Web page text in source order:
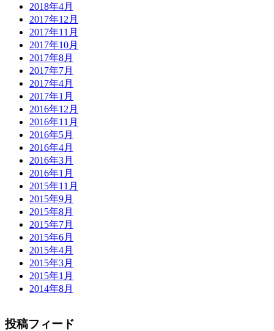
2018年4月
2017年12月
2017年11月
2017年10月
2017年8月
2017年7月
2017年4月
2017年1月
2016年12月
2016年11月
2016年5月
2016年4月
2016年3月
2016年1月
2015年11月
2015年9月
2015年8月
2015年7月
2015年6月
2015年4月
2015年3月
2015年1月
2014年8月
投稿フィード